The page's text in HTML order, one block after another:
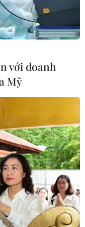
với doanh
Mỹ